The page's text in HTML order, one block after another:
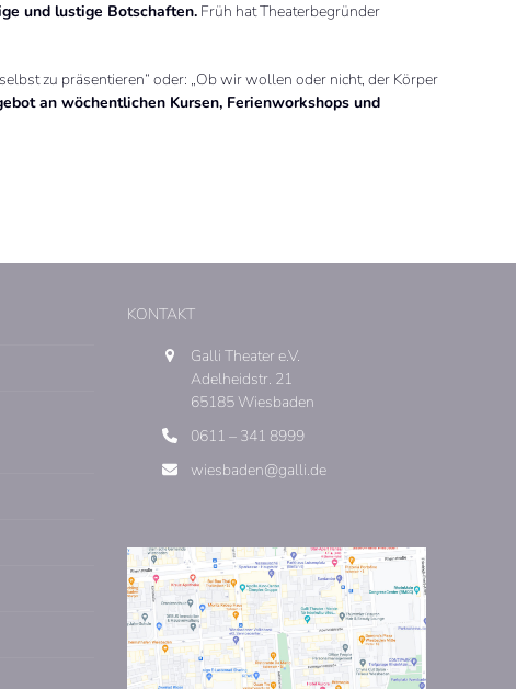
und lustige Botschaften. Früh hat Theaterbegründer
zu präsentieren“ oder: „Ob wir wollen oder nicht, der Körper
an wöchentlichen Kursen, Ferienworkshops und
KONTAKT
Galli Theater e.V.
Adelheidstr. 21
65185 Wiesbaden
0611 – 341 8999
wiesbaden@galli.de